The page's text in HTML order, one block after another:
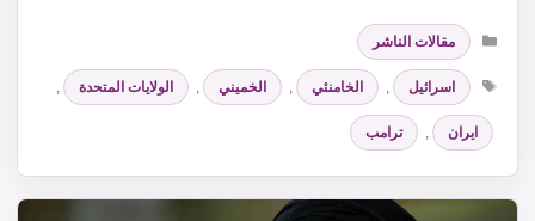
التصنيفات
مقالات الناشر
الوسوم
اسرائيل , الخامنئي , الخميني , الولايات المتحدة ,
ايران , ترامب